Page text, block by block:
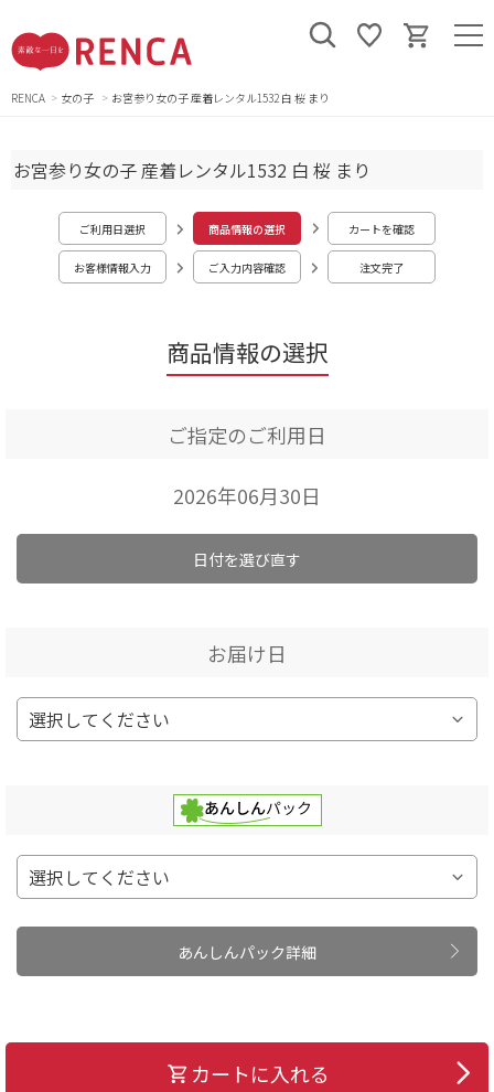
RENCA 女の子 お宮参り女の子 産着レンタル1532 白 桜 まり
商品情報の選択
お宮参り女の子 産着レンタル1532 白 桜 まり
ご利用日選択 商品情報の選択 カートを確認
お客様情報入力 ご入力内容確認 注文完了
ご指定のご利用日
2026年06月30日
日付を選び直す
お届け日
あんしんパック詳細
カートに入れる